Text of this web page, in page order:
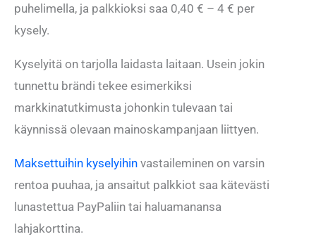
puhelimella, ja palkkioksi saa 0,40 € – 4 € per
kysely.
Kyselyitä on tarjolla laidasta laitaan. Usein jokin
tunnettu brändi tekee esimerkiksi
markkinatutkimusta johonkin tulevaan tai
käynnissä olevaan mainoskampanjaan liittyen.
Maksettuihin kyselyihin vastaileminen on varsin
rentoa puuhaa, ja ansaitut palkkiot saa kätevästi
lunastettua PayPaliin tai haluamanansa
lahjakorttina.